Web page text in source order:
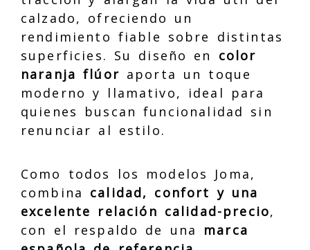
calzado, ofreciendo un
rendimiento fiable sobre distintas
superficies. Su diseño en color
naranja flúor aporta un toque
moderno y llamativo, ideal para
quienes buscan funcionalidad sin
renunciar al estilo.
Como todos los modelos Joma,
combina calidad, confort y una
excelente relación calidad-precio,
con el respaldo de una marca